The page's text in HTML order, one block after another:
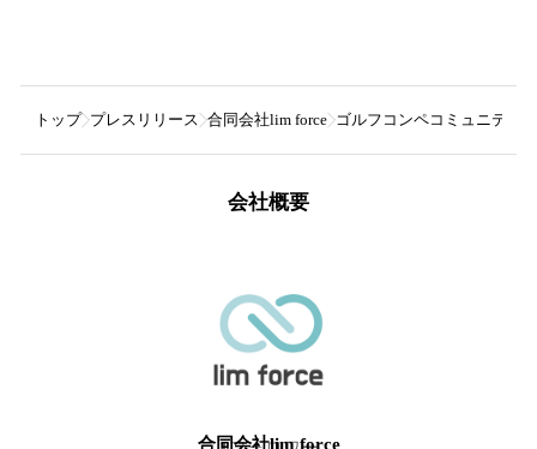
トップ プレスリリース 合同会社lim force ゴルフコンペコミュニティ
会社概要
合同会社lim force